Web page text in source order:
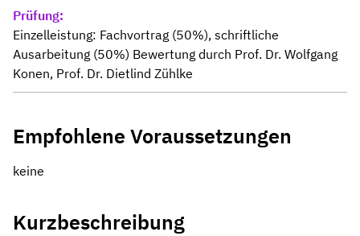
Prüfung
Einzelleistung: Fachvortrag (50%), schriftliche
Ausarbeitung (50%) Bewertung durch Prof. Dr. Wolfgang
Konen, Prof. Dr. Dietlind Zühlke
Empfohlene Voraussetzungen
keine
Kurzbeschreibung